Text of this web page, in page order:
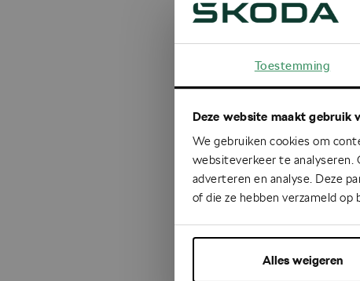
Toestemming
Deze website maakt gebruik
We gebruiken cookies om
websiteverkeer te analyseren.
adverteren en analyse. Deze
of die ze hebben verzameld op
Alles weigeren